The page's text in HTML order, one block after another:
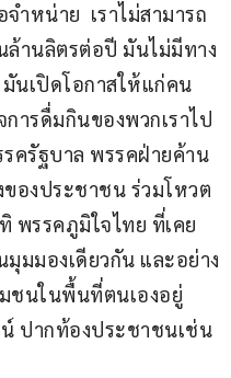
ำหน่าย  เราไม่สามารถ
านลิตรต่อปี มันไม่มีทาง
นเปิดโอกาสให้แก่คน
ารดื่มกินของพวกเราไป
ครัฐบาล พรรคฝ่ายค้าน
องประชาชน ร่วมโหวต
พรรคภูมิใจไทย ที่เคย
มมองเดียวกัน และอย่าง
ชนในพื้นที่ตนเองอยู่
ปากท้องประชาชนเช่น